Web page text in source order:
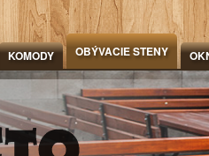
KOMODY OBÝVACIE STENY